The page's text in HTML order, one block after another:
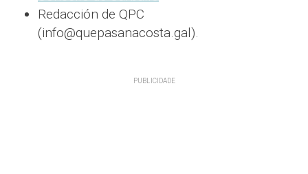
Redacción de QPC
(info@quepasanacosta.gal).